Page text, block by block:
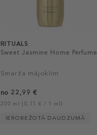
RITUALS
Sweet Jasmine Home Perfume
Smarža mājoklim
no 22,99 €
200 ml (0,11 € / 1 ml)
IEROBEŽOTĀ DAUDZUMĀ